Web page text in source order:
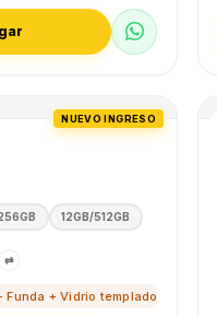
NUEVO INGRESO
12GB/512GB
⇄
Funda + Vidrio templado